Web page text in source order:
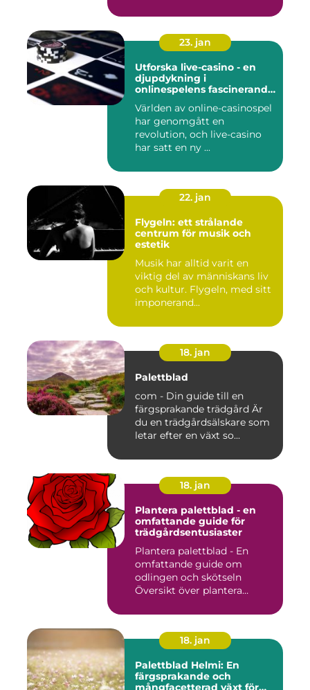
23. jan
Utforska live-casino - en
djupdykning i
onlinespelens fascinerande
Världen av online-casinospel
har genomgått en
revolution, och live-casino
har satt en ny ...
22. jan
Flygeln: ett strålande
centrum för musik och
estetik
Musik har alltid varit en
viktig del av människans liv
och kultur. Flygeln, med sitt
imponerand...
18. jan
Palettblad
com - Din guide till en
färgsprakande trädgård Är
du en trädgårdsälskare som
letar efter en växt so...
18. jan
Plantera palettblad - en
omfattande guide för
trädgårdsentusiaster
Plantera palettblad - En
omfattande guide om
odlingen och skötseln
Översikt över plantera
18. jan
Palettblad Helmi: En
färgsprakande och
mångfacetterad växt för